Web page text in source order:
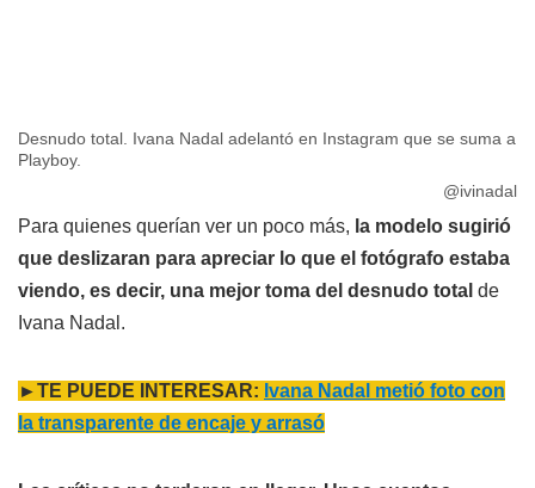
Desnudo total. Ivana Nadal adelantó en Instagram que se suma a
Playboy.
@ivinadal
Para quienes querían ver un poco más, la modelo sugirió
que deslizaran para apreciar lo que el fotógrafo estaba
viendo, es decir, una mejor toma del desnudo total de
Ivana Nadal.
►TE PUEDE INTERESAR: Ivana Nadal metió foto con
la transparente de encaje y arrasó